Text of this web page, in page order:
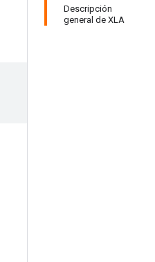
Descripción
general de XLA